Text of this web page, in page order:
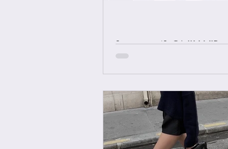
[중요공지] ONLY VIP
에르메스 올수공